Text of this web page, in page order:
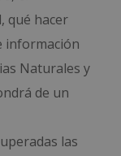
qué hacer
información
Naturales y
de un
las